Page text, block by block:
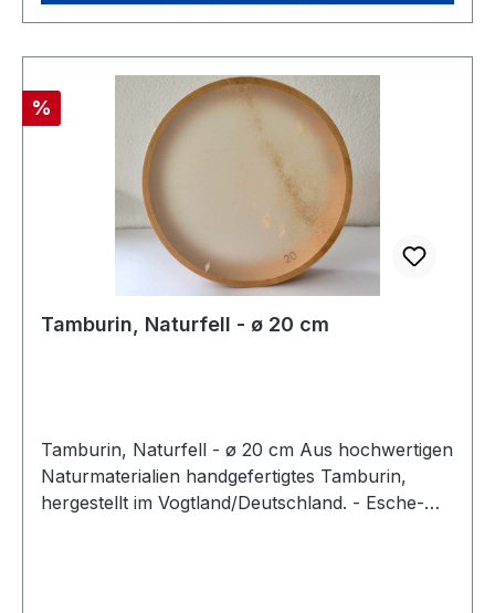
Rabatt
%
Tamburin, Naturfell - ø 20 cm
Tamburin, Naturfell - ø 20 cm Aus hochwertigen
Naturmaterialien handgefertigtes Tamburin,
hergestellt im Vogtland/Deutschland. - Esche-